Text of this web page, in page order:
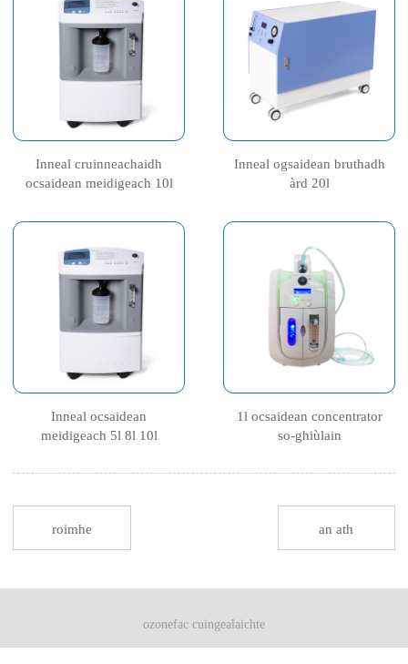
Inneal cruinneachaidh
ocsaidean meidigeach 10l
Inneal ogsaidean bruthadh
àrd 20l
Inneal ocsaidean
meidigeach 5l 8l 10l
1l ocsaidean concentrator
so-ghiùlain
roimhe an ath
ozonefac cuingealaichte